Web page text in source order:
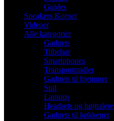
Guides
Speakers Korner
Videoer
Alle kategorier
Gadgets
Tilbehør
Smartphones
Transportmidler
Gadgets til hjemmet
Spil
Laptops
Headsets og højttalere
Gadgets til køkkenet